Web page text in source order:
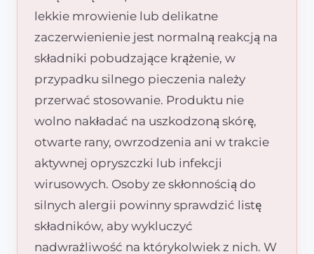
lekkie mrowienie lub delikatne
zaczerwienienie jest normalną reakcją na
składniki pobudzające krążenie, w
przypadku silnego pieczenia należy
przerwać stosowanie. Produktu nie
wolno nakładać na uszkodzoną skórę,
otwarte rany, owrzodzenia ani w trakcie
aktywnej opryszczki lub infekcji
wirusowych. Osoby ze skłonnością do
silnych alergii powinny sprawdzić listę
składników, aby wykluczyć
nadwrażliwość na którykolwiek z nich. W